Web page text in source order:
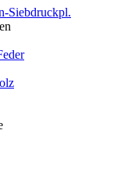
Siebdruckpl.